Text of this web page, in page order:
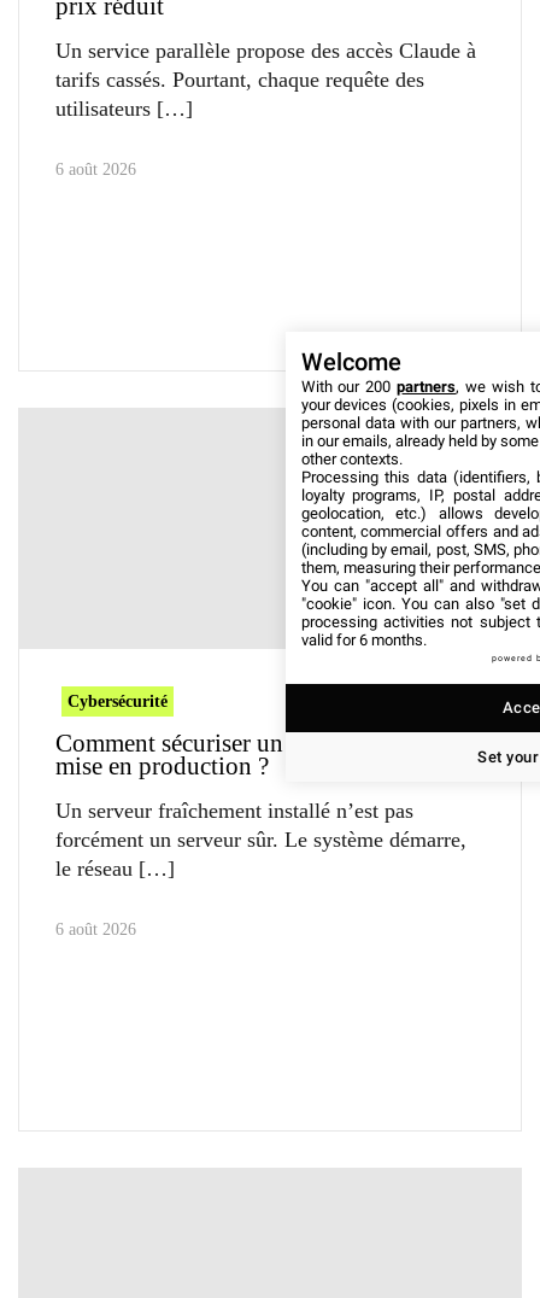
Un service parallèle propose des accès Claude à
tarifs cassés. Pourtant, chaque requête des
utilisateurs
6 août 2026
Cybersécurité
Comment sécuriser un serveur avant sa
mise en production ?
Un serveur fraîchement installé n’est pas
forcément un serveur sûr. Le système démarre,
le réseau
6 août 2026
Welcome
With our 200partners, we wish
your devices (cookies, pixels in
personal data with our partners,
in our emails, already held by
other contexts.
Processing this data (identifiers,
loyalty programs, IP, postal
geolocation, etc.) allows
content, commercial offers and
(including by email, post, SMS,
them, measuring their
You can "accept all" and
"cookie" icon. You can also "set
processing activities not subject
valid for 6 months.
powered
Set